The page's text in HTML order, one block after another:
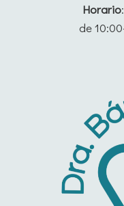
Horario
de